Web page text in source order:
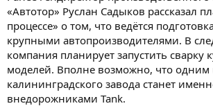
«Автотор» Руслан Садыков рассказал
процессе» о том, что ведётся
крупными автопроизводителями. В
компания планирует запустить сварку
моделей. Вполне возможно, что одним
калининградского завода станет
внедорожниками Tank.